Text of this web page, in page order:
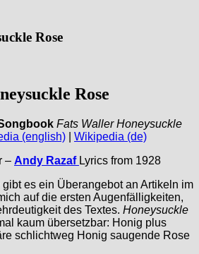
Rose
Rose
Fats Waller Honeysuckle
(english)
Wikipedia (de)
– Andy Razaf Lyrics from 1928
gibt es ein Überangebot an Artikeln im
auf die ersten Augenfälligkeiten,
des Textes. Honeysuckle
kaum übersetzbar: Honig plus
schlichtweg Honig saugende Rose